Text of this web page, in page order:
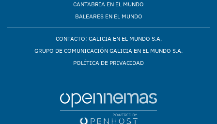
CANTABRIA EN EL MUNDO
BALEARES EN EL MUNDO
CONTACTO: GALICIA EN EL MUNDO S.A.
GRUPO DE COMUNICACIÓN GALICIA EN EL MUNDO S.A.
POLÍTICA DE PRIVACIDAD